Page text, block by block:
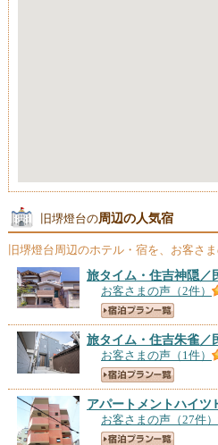
旧堺燈台の周辺の人気宿
旧堺燈台周辺のホテル・宿を、お客さ
旅タイム・住吉神隠／
お客さまの声（2件）
旅タイム・住吉朱雀／
お客さまの声（1件）
アパートメントハイツ
お客さまの声（27件）